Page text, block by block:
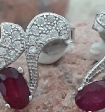
Dans mon panier
APERÇU RAPIDE